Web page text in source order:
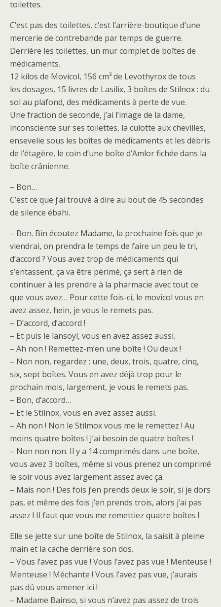
toilettes.
C’est pas des toilettes, c’est l’arrière-boutique d’une
mercerie de contrebande par temps de guerre.
Derrière les toilettes, un mur complet de boîtes de
médicaments.
12 kilos de Movicol, 156 cm³ de Levothyrox de tous
les dosages, 15 livres de Lasilix, 3 boîtes de Stilnox : du
sol au plafond, des médicaments à perte de vue.
Une fraction de seconde, j’ai l’image de la dame,
inconsciente sur ses toilettes, la culotte aux chevilles,
ensevelie sous les boîtes de médicaments et les débris
de l’étagère, le coin d’une boîte d’Amlor fichée dans la
boîte crânienne.
– Bon…
C’est ce que j’ai trouvé à dire au bout de 45 secondes
de silence ébahi.
– Bon. Bin écoutez Madame, la prochaine fois que je
viendrai, on prendra le temps de faire un peu le tri,
d’accord ? Vous avez trop de médicaments qui
s’entassent, ça va être périmé, ça sert à rien de
continuer à les prendre à la pharmacie avec tout ce
que vous avez… Pour cette fois-ci, le movicol vous en
avez assez, hein, je vous le remets pas.
– D’accord, d’accord !
– Et puis le lansoyl, vous en avez assez aussi.
– Ah non ! Remettez-m’en une boîte ! Ou deux !
– Non non, regardez : une, deux, trois, quatre, cinq,
six, sept boîtes. Vous en avez déjà trop pour le
prochain mois, largement, je vous le remets pas.
– Bon, d’accord…
– Et le Stilnox, vous en avez assez aussi.
– Ah non ! Non le Stilmox vous me le remettez ! Au
moins quatre boîtes ! J’ai besoin de quatre boîtes !
– Non non non. Il y a 14 comprimés dans une boîte,
vous avez 3 boîtes, même si vous prenez un comprimé
le soir vous avez largement assez avec ça.
– Mais non ! Des fois j’en prends deux le soir, si je dors
pas, et même des fois j’en prends trois, alors j’ai pas
assez ! Il faut que vous me remettiez quatre boîtes !
Elle se jette sur une boîte de Stilnox, la saisit à pleine
main et la cache derrière son dos.
– Vous l’avez pas vue ! Vous l’avez pas vue ! Menteuse !
Menteuse ! Méchante ! Vous l’avez pas vue, j’aurais
pas dû vous amener ici !
– Madame Bainso, si vous n’avez pas assez de trois